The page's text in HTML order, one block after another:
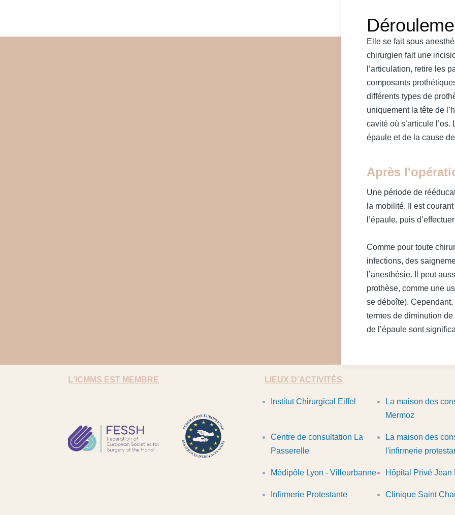
Elle se fait sous
chirurgien fait une
l’articulation, retire les
composants
différents types de
uniquement la tête de
cavité où s’articule
épaule et de la cause
Après
Une période de
la mobilité. Il est
l’épaule, puis
Comme pour toute
infections, des
l’anesthésie. Il peut
prothèse, comme une
se déboîte).
termes de diminution
de l’épaule sont
L'ICMMS EST MEMBRE LIEUX D'ACTIVITÉS
Institut Chirurgical Eiffel
La maison des
Mermoz
Centre de consultation La
Passerelle
La maison des
l'infirmerie
Médipôle Lyon - Villeurbanne Hôpital Privé Jean
Infirmerie Protestante Clinique Saint